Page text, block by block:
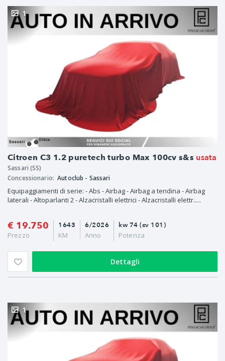
Citroen C3 1.2 puretech turbo Max 100cv s&s usata
1
Sassari (SS)
Concessionario: Autoclub - Sassari
Equipaggiamenti di serie: - Abs - Airbag - Airbag a tendina - Airbag
laterali - Altoparlanti 2 - Alzacristalli elettrici - Alzacristalli elettr.....
€ 19.750
Prezzo
6/2026
Anno
1643
KM
kw 74 (cv 101)
Potenza
Dettagli
1